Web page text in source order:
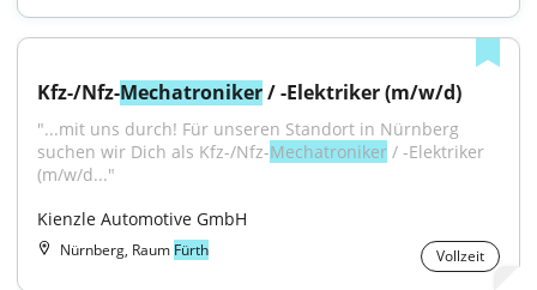
Kfz-/Nfz-Mechatroniker / -Elektriker (m/w/d)
"...mit uns durch! Für unseren Standort in Nürnberg
suchen wir Dich als Kfz-/Nfz-Mechatroniker / -Elektriker
(m/w/d..."
Kienzle Automotive GmbH
Nürnberg, Raum Fürth Vollzeit